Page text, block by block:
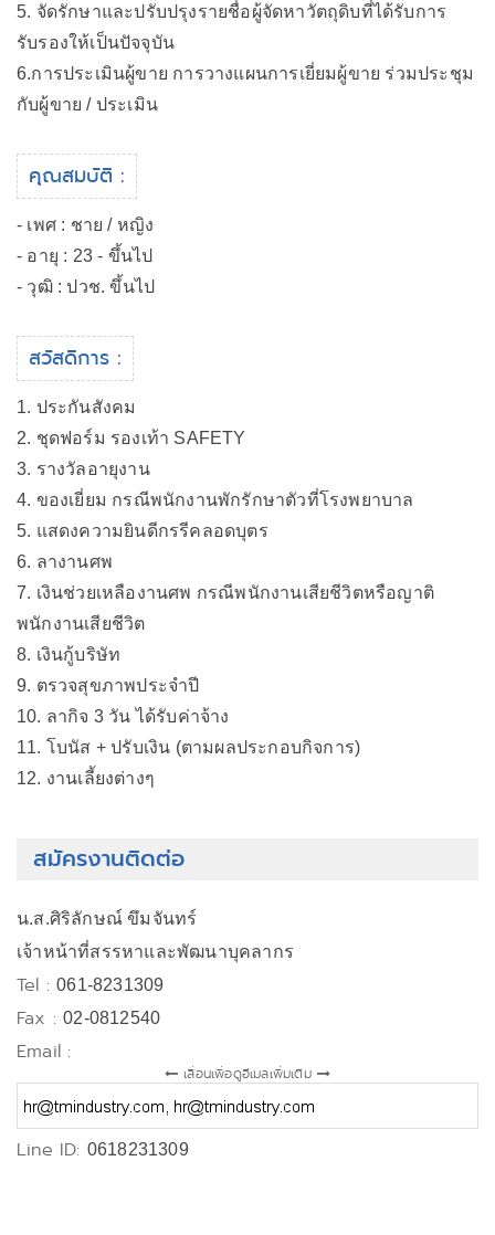
5. จัดรักษาและปรับปรุงรายชื่อผู้จัดหาวัตถุดิบที่ได้รับการ
รับรองให้เป็นปัจจุบัน
6.การประเมินผู้ขาย การวางแผนการเยี่ยมผู้ขาย ร่วมประชุม
กับผู้ขาย / ประเมิน
คุณสมบัติ :
- เพศ : ชาย / หญิง
- อายุ : 23 - ขึ้นไป
- วุฒิ : ปวช. ขึ้นไป
สวัสดิการ :
1. ประกันสังคม
2. ชุดฟอร์ม รองเท้า SAFETY
3. รางวัลอายุงาน
4. ของเยี่ยม กรณีพนักงานพักรักษาตัวที่โรงพยาบาล
5. แสดงความยินดีกรรีคลอดบุตร
6. ลางานศพ
7. เงินช่วยเหลืองานศพ กรณีพนักงานเสียชีวิตหรือญาติ
พนักงานเสียชีวิต
8. เงินกู้บริษัท
9. ตรวจสุขภาพประจำปี
10. ลากิจ 3 วัน ได้รับค่าจ้าง
11. โบนัส + ปรับเงิน (ตามผลประกอบกิจการ)
12. งานเลี้ยงต่างๆ
สมัครงานติดต่อ
น.ส.ศิริลักษณ์ ขึมจันทร์
เจ้าหน้าที่สรรหาและพัฒนาบุคลากร
Tel :061-8231309
Fax :02-0812540
Email :
เลื่อนเพื่อดูอีเมลเพิ่มเติม
Line ID: 0618231309